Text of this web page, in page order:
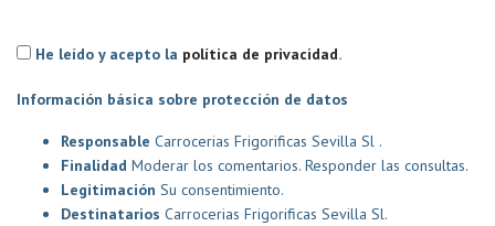
He leído y acepto la política de privacidad.
Información básica sobre protección de datos
Responsable Carrocerias Frigorificas Sevilla Sl .
Finalidad Moderar los comentarios. Responder las consultas.
Legitimación Su consentimiento.
Destinatarios Carrocerias Frigorificas Sevilla Sl.